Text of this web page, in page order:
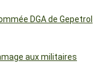
DGA de Gepetrol
aux militaires